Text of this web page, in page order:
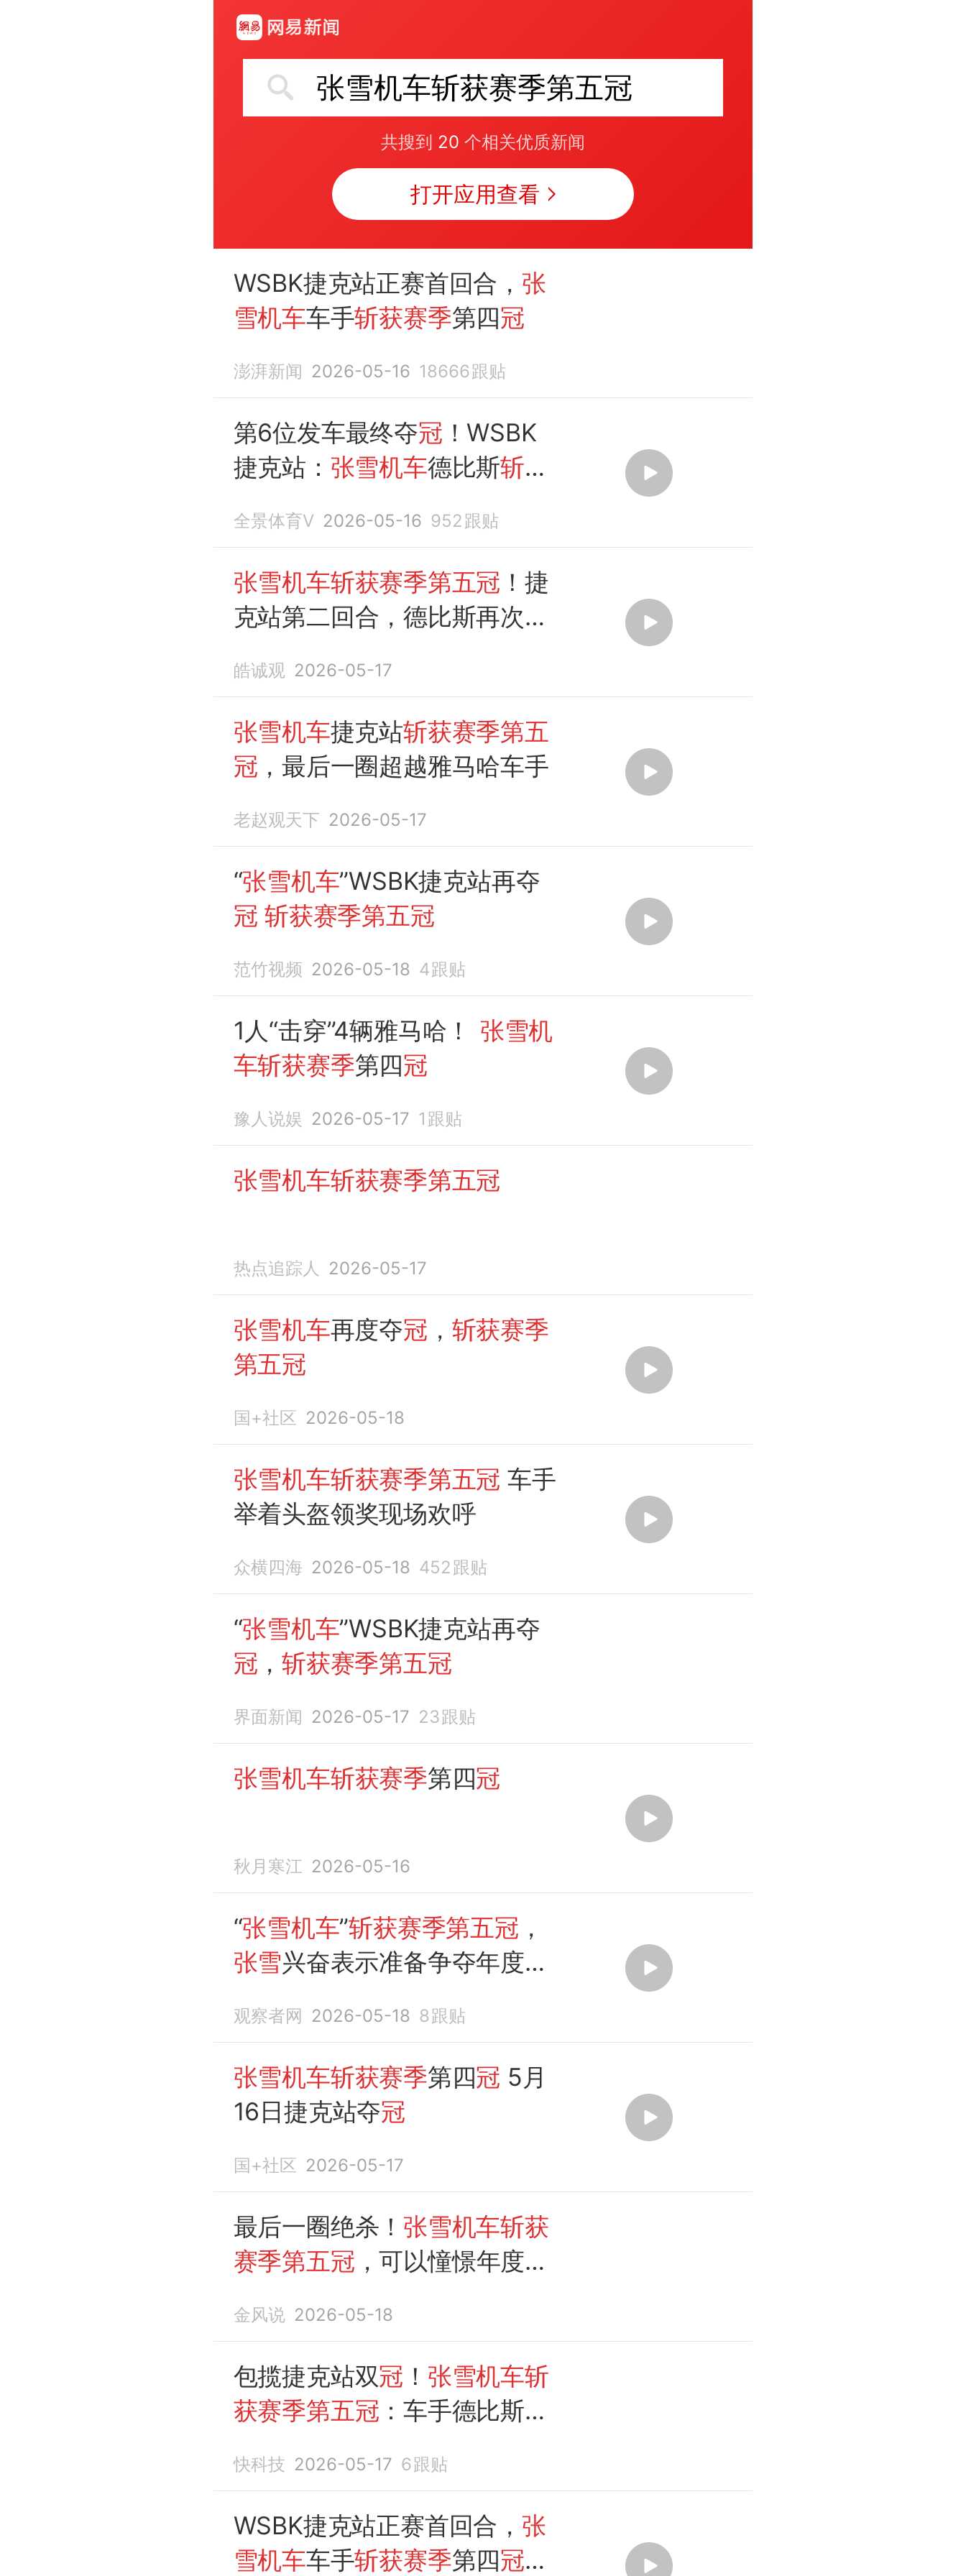
张雪机车斩获赛季第五冠
共搜到 20 个相关优质新闻
打开应用查看
WSBK捷克站正赛首回合， 张
雪机车车手斩获赛季第四冠
澎湃新闻 2026-05-16 18666跟贴
第6位发车最终夺冠 ！WSBK
捷克站： 张雪机车德比斯斩获
全景体育V 2026-05-16 952 跟贴
张雪机车斩获赛季第五冠 ！捷
克站第二回合，德比斯再次夺
皓诚观 2026-05-17
张雪机车捷克站斩获赛季第五
冠 ，最后一圈超越雅马哈车手
老赵观天下 2026-05-17
“张雪机车”WSBK捷克站再夺
冠 斩获赛季第五冠
范竹视频 2026-05-18 4跟贴
1人“击穿”4辆雅马哈！ 张雪机
车斩获赛季第四冠
豫人说娱 2026-05-17 1 跟贴
张雪机车斩获赛季第五冠
热点追踪人 2026-05-17
张雪机车再度夺冠 ， 斩获赛季
第五冠
国+社区 2026-05-18
张雪机车斩获赛季第五冠 车手
举着头盔领奖现场欢呼
众横四海 2026-05-18 452 跟贴
“张雪机车”WSBK捷克站再夺
冠 ，斩获赛季第五冠
界面新闻 2026-05-17 23跟贴
张雪机车斩获赛季第四冠
秋月寒江 2026-05-16
“张雪机车”斩获赛季第五冠 ，
张雪兴奋表示准备争夺年度总
斯“擦汗”
观察者网 2026-05-18 8 跟贴
张雪机车斩获赛季第四冠 5月
16日捷克站夺冠
国+社区 2026-05-17
最后一圈绝杀！ 张雪机车斩获
赛季第五冠 ，可以憧憬年度冠
金风说 2026-05-18
包揽捷克站双冠 ！ 张雪机车斩
获赛季第五冠 ：车手德比斯积
快科技 2026-05-17 6跟贴
WSBK捷克站正赛首回合， 张
雪机车车手斩获赛季第四冠